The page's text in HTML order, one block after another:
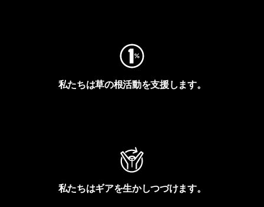
私たちは草の根活動を支援します。
私たちはギアを生かしつづけます。